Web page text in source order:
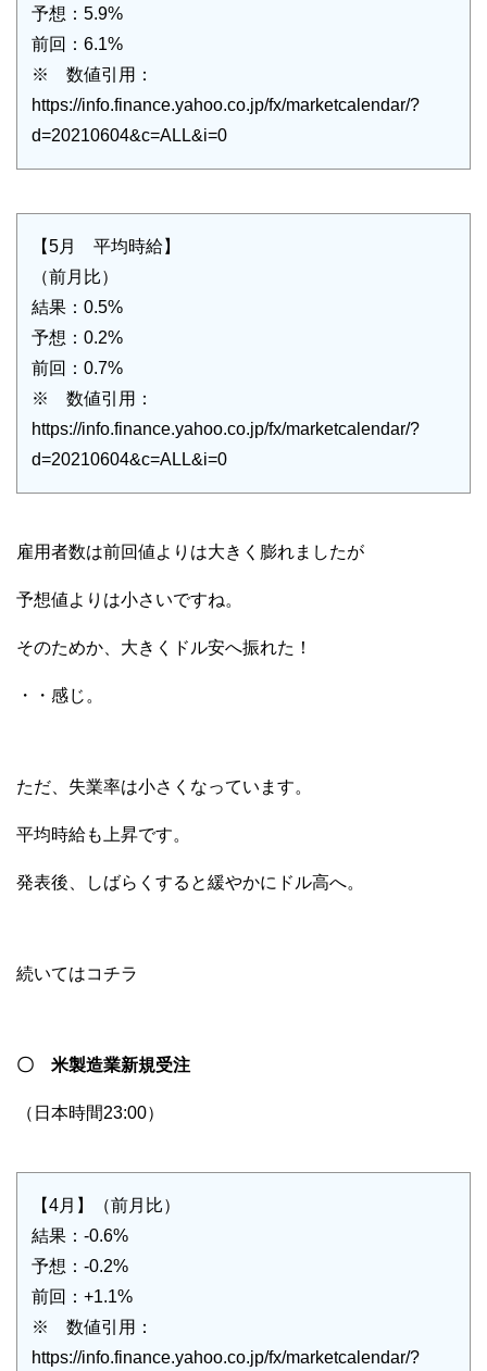
予想：5.9%
前回：6.1%
※ 数値引用：
https://info.finance.yahoo.co.jp/fx/marketcalendar/?
d=20210604&c=ALL&i=0
【5月 平均時給】
（前月比）
結果：0.5%
予想：0.2%
前回：0.7%
※ 数値引用：
https://info.finance.yahoo.co.jp/fx/marketcalendar/?
d=20210604&c=ALL&i=0
雇用者数は前回値よりは大きく膨れましたが
予想値よりは小さいですね。
そのためか、大きくドル安へ振れた！
・・感じ。
ただ、失業率は小さくなっています。
平均時給も上昇です。
発表後、しばらくすると緩やかにドル高へ。
続いてはコチラ
〇 米製造業新規受注
（日本時間23:00）
【4月】（前月比）
結果：-0.6%
予想：-0.2%
前回：+1.1%
※ 数値引用：
https://info.finance.yahoo.co.jp/fx/marketcalendar/?